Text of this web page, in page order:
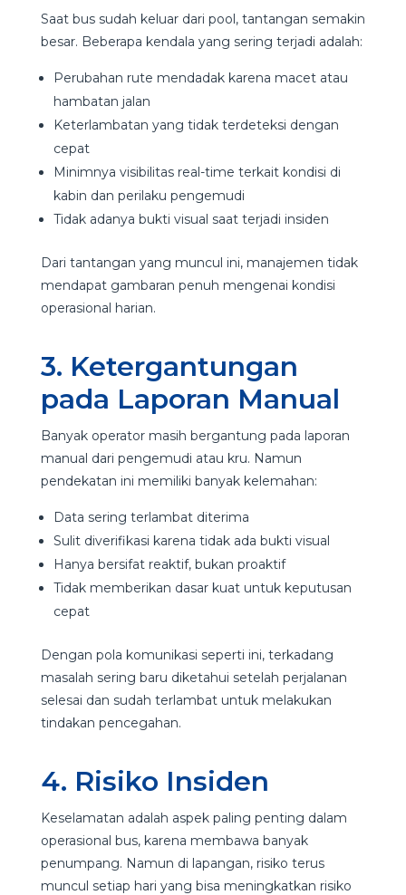
Saat bus sudah keluar dari pool, tantangan semakin
besar. Beberapa kendala yang sering terjadi adalah:
Perubahan rute mendadak karena macet atau
hambatan jalan
Keterlambatan yang tidak terdeteksi dengan
cepat
Minimnya visibilitas real-time terkait kondisi di
kabin dan perilaku pengemudi
Tidak adanya bukti visual saat terjadi insiden
Dari tantangan yang muncul ini, manajemen tidak
mendapat gambaran penuh mengenai kondisi
operasional harian.
3. Ketergantungan
pada Laporan Manual
Banyak operator masih bergantung pada laporan
manual dari pengemudi atau kru. Namun
pendekatan ini memiliki banyak kelemahan:
Data sering terlambat diterima
Sulit diverifikasi karena tidak ada bukti visual
Hanya bersifat reaktif, bukan proaktif
Tidak memberikan dasar kuat untuk keputusan
cepat
Dengan pola komunikasi seperti ini, terkadang
masalah sering baru diketahui setelah perjalanan
selesai dan sudah terlambat untuk melakukan
tindakan pencegahan.
4. Risiko Insiden
Keselamatan adalah aspek paling penting dalam
operasional bus, karena membawa banyak
penumpang. Namun di lapangan, risiko terus
muncul setiap hari yang bisa meningkatkan risiko